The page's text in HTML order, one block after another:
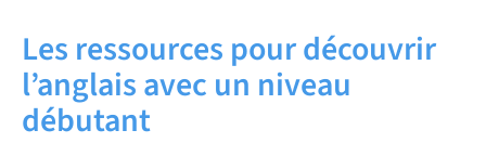
Les ressources pour découvrir
l’anglais avec un niveau
débutant